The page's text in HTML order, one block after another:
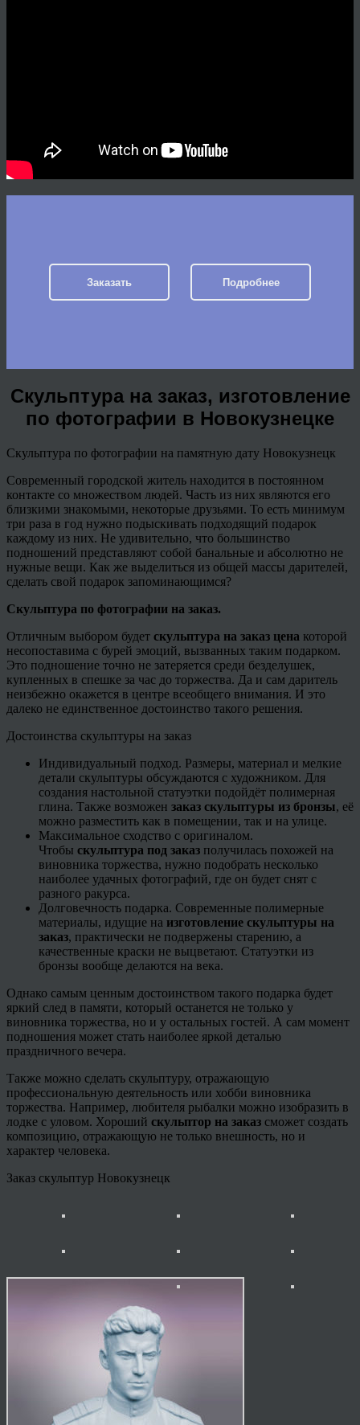
Заказать Подробнее
Скульптура на заказ, изготовление
по фотографии в Новокузнецке
Скульптура по фотографии на памятную дату Новокузнецк
Современный городской житель находится в постоянном
контакте со множеством людей. Часть из них являются его
близкими знакомыми, некоторые друзьями. То есть минимум
три раза в год нужно подыскивать подходящий подарок
каждому из них. Не удивительно, что большинство
подношений представляют собой банальные и абсолютно не
нужные вещи. Как же выделиться из общей массы дарителей,
сделать свой подарок запоминающимся?
Скульптура по фотографии на заказ.
Отличным выбором будет скульптура на заказ цена которой
несопоставима с бурей эмоций, вызванных таким подарком.
Это подношение точно не затеряется среди безделушек,
купленных в спешке за час до торжества. Да и сам даритель
неизбежно окажется в центре всеобщего внимания. И это
далеко не единственное достоинство такого решения.
Достоинства скульптуры на заказ
Индивидуальный подход. Размеры, материал и мелкие
детали скульптуры обсуждаются с художником. Для
создания настольной статуэтки подойдёт полимерная
глина. Также возможен заказ скульптуры из бронзы, её
можно разместить как в помещении, так и на улице.
Максимальное сходство с оригиналом.
Чтобы скульптура под заказ получилась похожей на
виновника торжества, нужно подобрать несколько
наиболее удачных фотографий, где он будет снят с
разного ракурса.
Долговечность подарка. Современные полимерные
материалы, идущие на изготовление скульптуры на
заказ, практически не подвержены старению, а
качественные краски не выцветают. Статуэтки из
бронзы вообще делаются на века.
Однако самым ценным достоинством такого подарка будет
яркий след в памяти, который останется не только у
виновника торжества, но и у остальных гостей. А сам момент
подношения может стать наиболее яркой деталью
праздничного вечера.
Также можно сделать скульптуру, отражающую
профессиональную деятельность или хобби виновника
торжества. Например, любителя рыбалки можно изобразить в
лодке с уловом. Хороший скульптор на заказ сможет создать
композицию, отражающую не только внешность, но и
характер человека.
Заказ скульптур Новокузнецк